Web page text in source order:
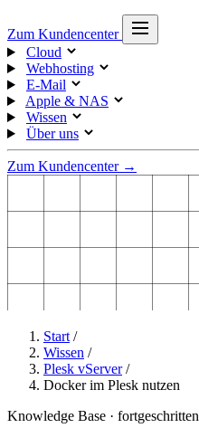
Zum Kundencenter
Cloud
Webhosting
E-Mail
Apple & NAS
Wissen
Über uns
Zum Kundencenter →
Start /
Wissen /
Plesk vServer /
Docker im Plesk nutzen
Knowledge Base · fortgeschritten